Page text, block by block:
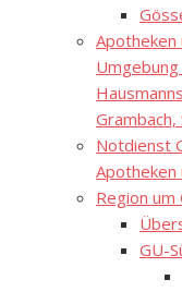
Notdienst
Apotheken
Region
GU-